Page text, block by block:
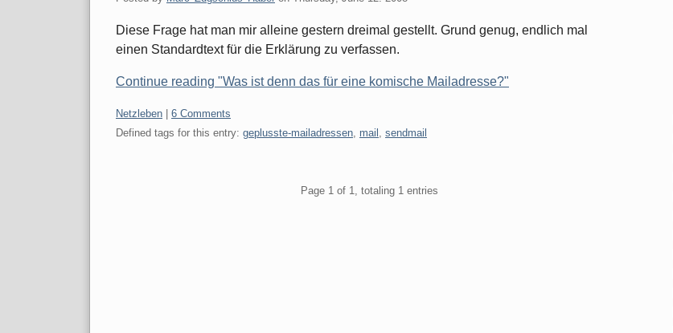
Diese Frage hat man mir alleine gestern dreimal gestellt. Grund genug, endlich mal
einen Standardtext für die Erklärung zu verfassen.
Continue reading "Was ist denn das für eine komische Mailadresse?"
Categories:
Netzleben
6 Comments
Defined tags for this entry: geplusste-mailadressen, mail , sendmail
Page 1 of 1, totaling 1 entries